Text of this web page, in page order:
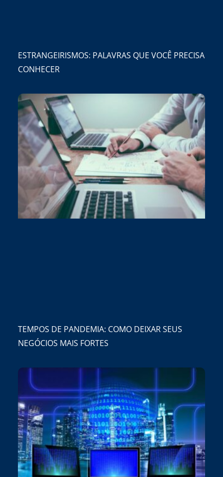
ESTRANGEIRISMOS: PALAVRAS QUE VOCÊ PRECISA
CONHECER
TEMPOS DE PANDEMIA: COMO DEIXAR SEUS
NEGÓCIOS MAIS FORTES